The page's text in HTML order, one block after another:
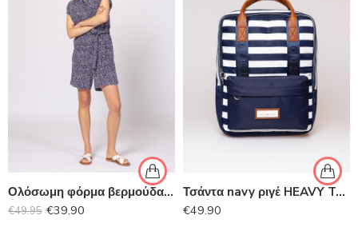
Ολόσωμη φόρμα βερμούδα HEAVY TOOLS
€49.95 €39.90
Τσάντα navy ριγέ HEAVY TOOLS
€49.90